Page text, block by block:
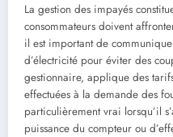
La gestion des impayés
consommateurs doivent
il est important de
d’électricité pour éviter des
gestionnaire, applique des
effectuées à la demande des
particulièrement vrai lorsqu’il
puissance du compteur ou